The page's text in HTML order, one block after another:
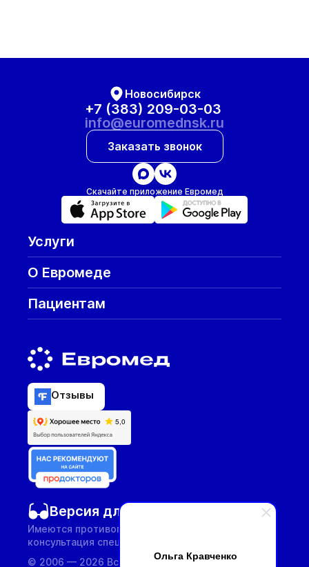
Ольга Кравченко
Новосибирск
+7 (383) 209-03-03
info@euromednsk.ru
Заказать звонок
Скачайте приложение Евромед
Услуги
О Евромеде
Пациентам
Отзывы
Версия для слабовидящих
Имеются противопоказания, необходима
консультация специалиста.
© 2006 — 2026 Все услуги предоставляются